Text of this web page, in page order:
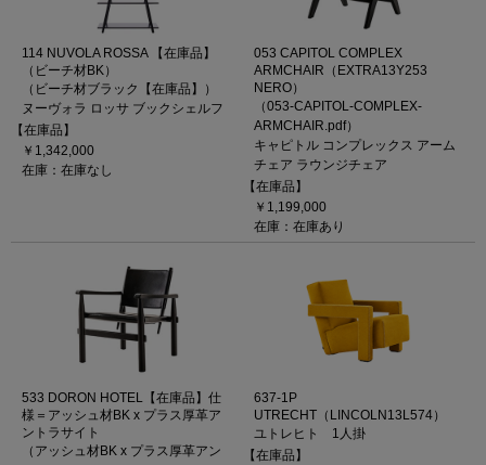
114 NUVOLA ROSSA 【在庫品】
（ビーチ材BK）
（ビーチ材ブラック【在庫品】）
ヌーヴォラ ロッサ ブックシェルフ
【在庫品】
￥1,342,000
在庫：在庫なし
053 CAPITOL COMPLEX
ARMCHAIR（EXTRA13Y253
NERO）
（053-CAPITOL-COMPLEX-
ARMCHAIR.pdf）
キャピトル コンプレックス アーム
チェア ラウンジチェア
【在庫品】
￥1,199,000
在庫：在庫あり
533 DORON HOTEL【在庫品】仕
様＝アッシュ材BK x プラス厚革ア
ントラサイト
（アッシュ材BK x プラス厚革アン
637-1P
UTRECHT（LINCOLN13L574）
ユトレヒト 1人掛
【在庫品】